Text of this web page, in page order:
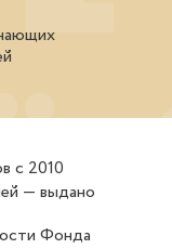
с 2010
― выдано
Фонда